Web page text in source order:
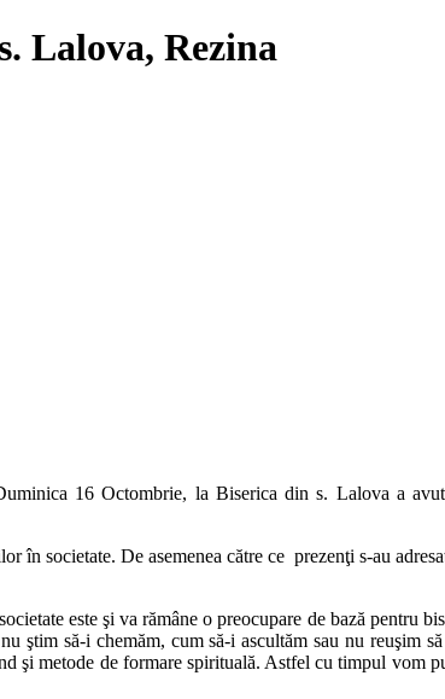
Lalova, Rezina
16 Octombrie, la Biserica din s. Lalova a
în societate. De asemenea către ce prezenţi s-au
este şi va rămâne o preocupare de bază pentru
să-i chemăm, cum să-i ascultăm sau nu reuşim
şi metode de formare spirituală. Astfel cu timpul vom